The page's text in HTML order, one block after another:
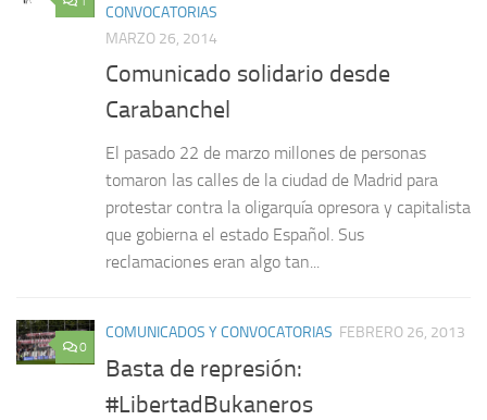
CONVOCATORIAS
MARZO 26, 2014
Comunicado solidario desde
Carabanchel
El pasado 22 de marzo millones de personas
tomaron las calles de la ciudad de Madrid para
protestar contra la oligarquía opresora y capitalista
que gobierna el estado Español. Sus
reclamaciones eran algo tan...
0
COMUNICADOS Y CONVOCATORIAS FEBRERO 26, 2013
Basta de represión:
#LibertadBukaneros